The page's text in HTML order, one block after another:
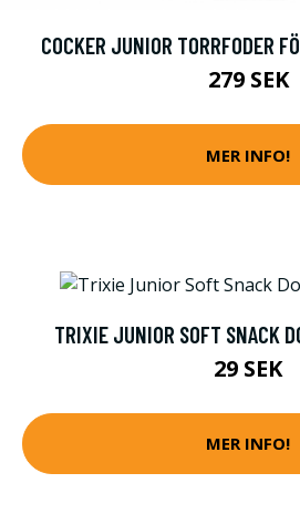
COCKER JUNIOR TORRFODER
279 SEK
MER INFO!
TRIXIE JUNIOR SOFT SNACK
29 SEK
MER INFO!